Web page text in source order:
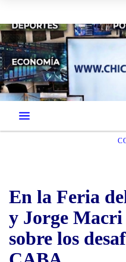
En la Feria
y Jorge
sobre los